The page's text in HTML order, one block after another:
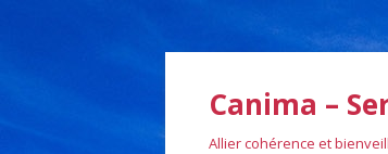
Canima –
Allier cohérence et